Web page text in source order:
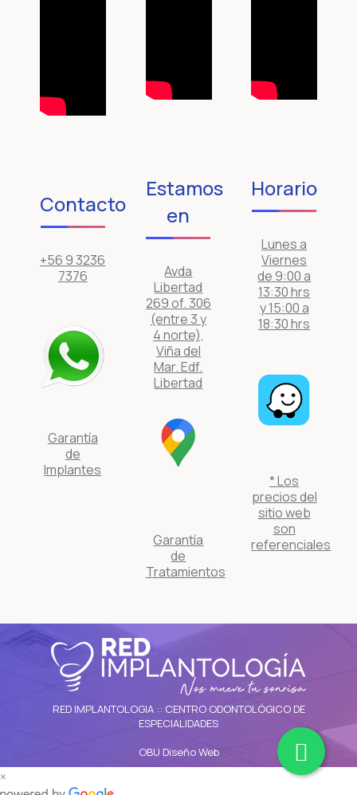
Contacto
+56 9 3236
7376
Garantía
de
Implantes
Estamos
en
Avda
Libertad
269 of. 306
(entre 3 y
4 norte),
Viña del
Mar. Edf.
Libertad
Garantía
de
Tratamientos
Horario
Lunes a
Viernes
de 9:00 a
13:30 hrs
y 15:00 a
18:30 hrs
* Los
precios del
sitio web
son
referenciales
RED IMPLANTOLOGIA :: CENTRO ODONTOLÓGICO DE
ESPECIALIDADES
OBU Diseño Web
×